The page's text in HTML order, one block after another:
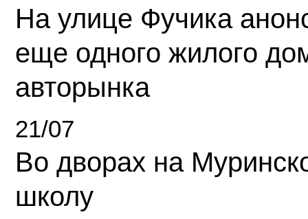
На улице Фучика
еще одного жилого
авторынка
21/07
Во дворах на
школу